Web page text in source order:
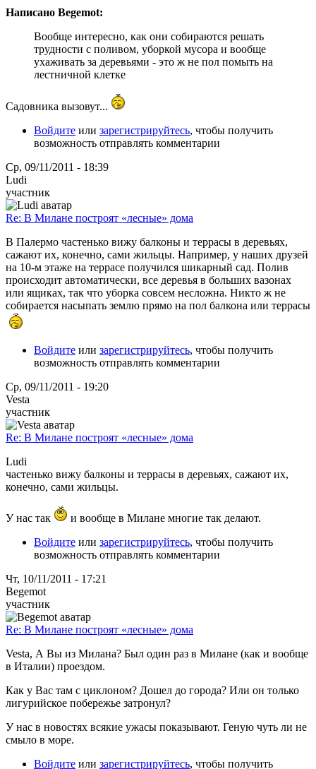
Написано Begemot:
Вообще интересно, как они собираются решать
трудности с поливом, уборкой мусора и вообще
ухаживать за деревьями - это ж не пол помыть на
лестничной клетке
Садовника вызовут...
Войдите или зарегистрируйтесь, чтобы получить
возможность отправлять комментарии
Ср, 09/11/2011 - 18:39
Ludi
участник
Re: В Милане построят «лесные» дома
В Палермо частенько вижу балконы и террасы в деревьях,
сажают их, конечно, сами жильцы. Например, у наших друзей
на 10-м этаже на террасе получился шикарный сад. Полив
происходит автоматически, все деревья в больших вазонах
или ящиках, так что уборка совсем несложна. Никто ж не
собирается насыпать землю прямо на пол балкона или террасы
Войдите или зарегистрируйтесь, чтобы получить
возможность отправлять комментарии
Ср, 09/11/2011 - 19:20
Vesta
участник
Re: В Милане построят «лесные» дома
Ludi
частенько вижу балконы и террасы в деревьях, сажают их,
конечно, сами жильцы.
У нас так
и вообще в Милане многие так делают.
Войдите или зарегистрируйтесь, чтобы получить
возможность отправлять комментарии
Чт, 10/11/2011 - 17:21
Begemot
участник
Re: В Милане построят «лесные» дома
Vesta, А Вы из Милана? Был один раз в Милане (как и вообще
в Италии) проездом.
Как у Вас там с циклоном? Дошел до города? Или он только
лигурийское побережье затронул?
У нас в новостях всякие ужасы показывают. Геную чуть ли не
смыло в море.
Войдите или зарегистрируйтесь, чтобы получить